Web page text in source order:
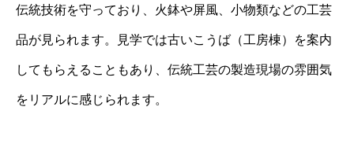
伝統技術を守っており、火鉢や屏風、小物類などの工芸
品が見られます。見学では古いこうば（工房棟）を案内
してもらえることもあり、伝統工芸の製造現場の雰囲気
をリアルに感じられます。